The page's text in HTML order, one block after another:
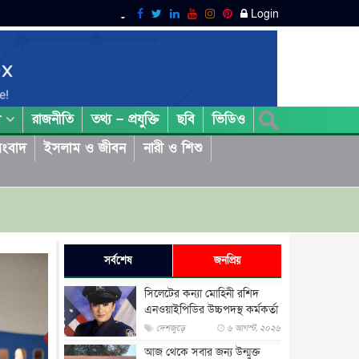
Login
রাজনীতি তথ্য – প্রযুক্তি ছবি
ভিডিও
ইসলাম ও জীবন
নারী ও শিশু
সর্বশেষ জনপ্রিয়
সিলেটের কন্যা মোহিনী রশিদ
এনওয়াইপিডির উচ্চপদস্থ কর্মকর্তা
দেশজুড়ে ৬ আগস্ট, ২০২৬
আজ থেকে সবার জন্য উন্মুক্ত